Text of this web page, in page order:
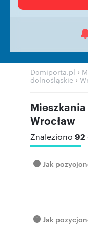
Domiporta.pl ›
dolnośląskie ›
Wrocław
Znaleziono 92
Jak
Jak